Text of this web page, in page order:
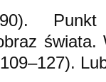
Punkt